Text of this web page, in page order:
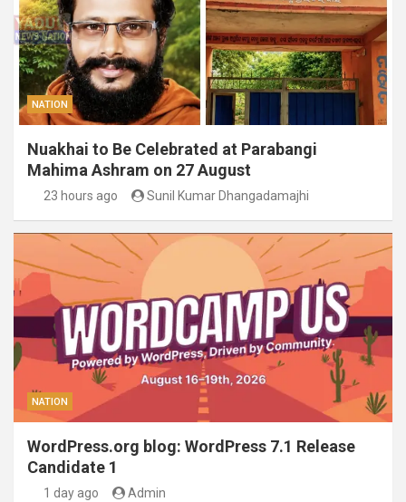
NATION
Nuakhai to Be Celebrated at Parabangi
Mahima Ashram on 27 August
23 hours ago Sunil Kumar Dhangadamajhi
NATION
WordPress.org blog: WordPress 7.1 Release
Candidate 1
1 day ago Admin